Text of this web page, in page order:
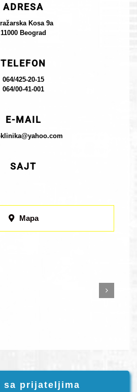
ADRESA
Kosa 9a
11000 Beograd
TELEFON
064/425-20-15
064/00-41-001
E-MAIL
SAJT
Mapa
sa prijateljima